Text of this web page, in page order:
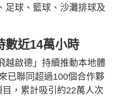
足球、籃球、沙灘排球及
數近14萬小時
越啟德」持續推動本地體
已聯同超過100個合作夥
，累計吸引約22萬人次